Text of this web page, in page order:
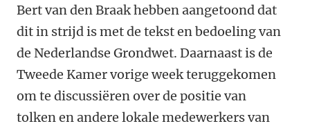
Bert van den Braak hebben aangetoond dat
dit in strijd is met de tekst en bedoeling van
de Nederlandse Grondwet. Daarnaast is de
Tweede Kamer vorige week teruggekomen
om te discussiëren over de positie van
tolken en andere lokale medewerkers van